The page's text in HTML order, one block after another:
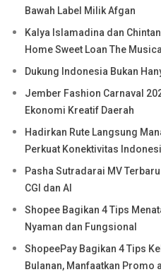
Bawah Label Milik Afgan
Kalya Islamadina dan
Home Sweet Loan The
Dukung Indonesia Bukan
Jember Fashion Carnaval
Ekonomi Kreatif Daerah
Hadirkan Rute Langsung
Perkuat Konektivitas
Pasha Sutradarai MV Terbaru
CGI dan AI
Shopee Bagikan 4 Tips
Nyaman dan Fungsional
ShopeePay Bagikan 4 Tips
Bulanan, Manfaatkan Promo